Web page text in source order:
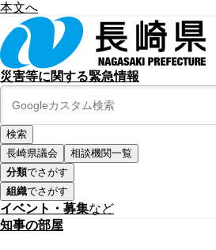
本文へ
災害等に関する緊急情報
長崎県議会
相談機関一覧
分類でさがす
組織でさがす
イベント・募集など
知事の部屋